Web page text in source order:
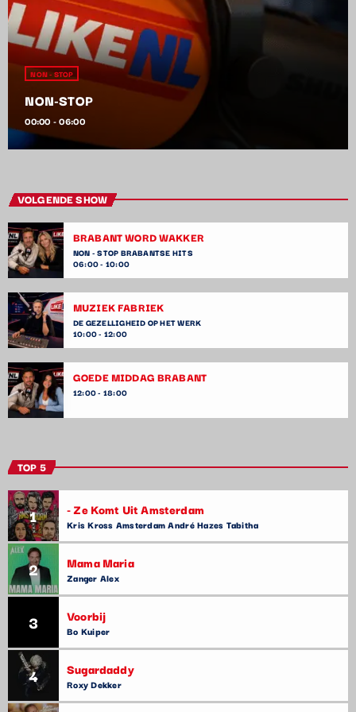
NON - STOP
NON-STOP
00:00 - 06:00
VOLGENDE SHOW
BRABANT WORD WAKKER
NON - STOP BRABANTSE HITS
06:00 - 10:00
MUZIEK FABRIEK
DE GEZELLIGHEID OP HET WERK
10:00 - 12:00
GOEDE MIDDAG BRABANT
12:00 - 18:00
TOP 5
1 - Ze Komt Uit Amsterdam
Kris Kross Amsterdam André Hazes Tabitha
2 Mama Maria
Zanger Alex
3 Voorbij
Bo Kuiper
4 Sugardaddy
Roxy Dekker